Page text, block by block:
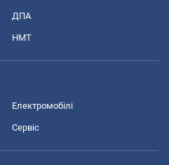
ДПА
НМТ
Електромобілі
Сервіс